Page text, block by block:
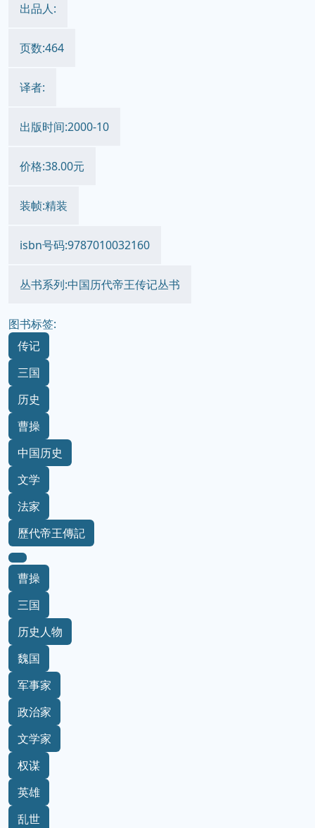
出品人:
页数:464
译者:
出版时间:2000-10
价格:38.00元
装帧:精装
isbn号码:9787010032160
丛书系列:中国历代帝王传记丛书
图书标签:
传记
三国
历史
曹操
中国历史
文学
法家
歷代帝王傳記
曹操
三国
历史人物
魏国
军事家
政治家
文学家
权谋
英雄
乱世